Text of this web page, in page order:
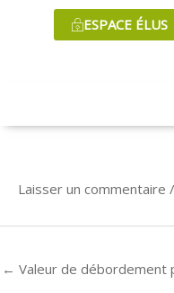
ESPACE ÉLUS
Laisser un commentaire
← Valeur de débordement